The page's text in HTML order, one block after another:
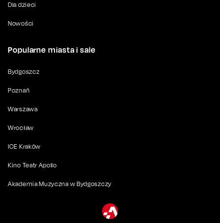
Dla dzieci
Nowości
Popularne miasta i sale
Bydgoszcz
Poznań
Warszawa
Wrocław
ICE Kraków
Kino Teatr Apollo
Akademia Muzyczna w Bydgoszczy